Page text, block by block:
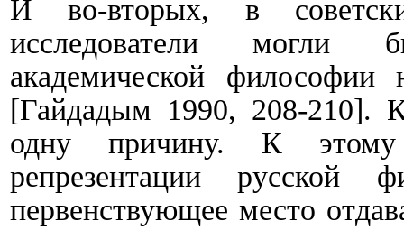
И во-вторых, в
исследователи могли
академической философии
[Гайдадым 1990, 208-210].
одну причину. К этому
репрезентации русской
первенствующее место